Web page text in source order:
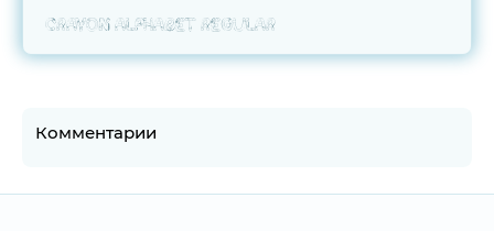
Crayon Alphabet Regular
Комментарии